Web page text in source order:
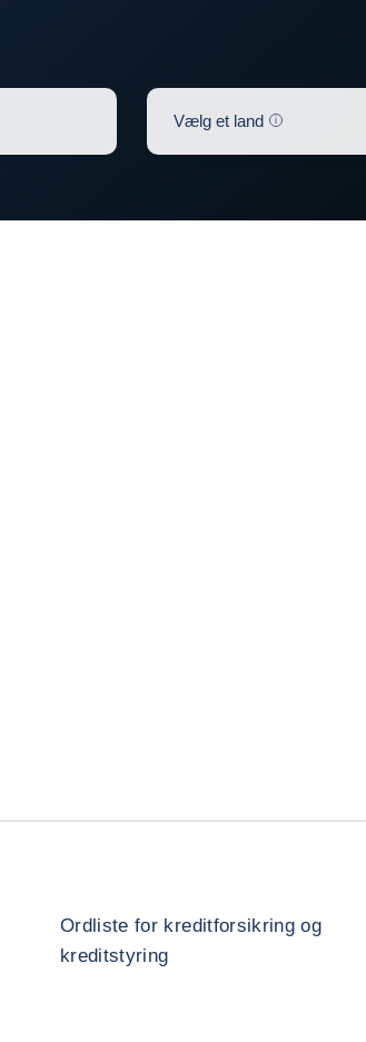
Vælg et land Help
Ordliste for kreditforsikring og
kreditstyring